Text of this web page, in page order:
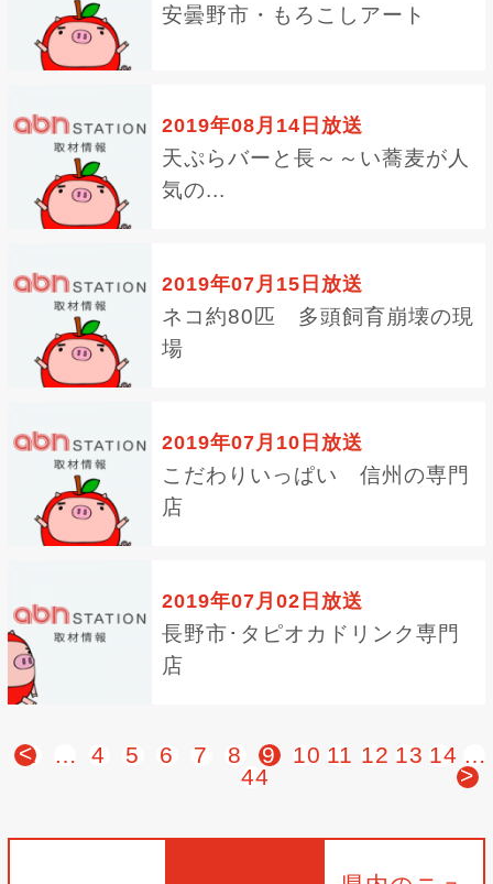
安曇野市・もろこしアート
2019年08月14日放送
天ぷらバーと長～～い蕎麦が人
気の...
2019年07月15日放送
ネコ約80匹 多頭飼育崩壊の現
場
2019年07月10日放送
こだわりいっぱい 信州の専門
店
2019年07月02日放送
長野市･タピオカドリンク専門
店
<
1 … 4 5 6 7 8 9 10 11 12 13 14 …
44
>